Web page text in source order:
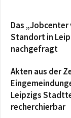
Das
Standort in
nachgefragt
Akten aus der
Leipzigs
recherchierbar